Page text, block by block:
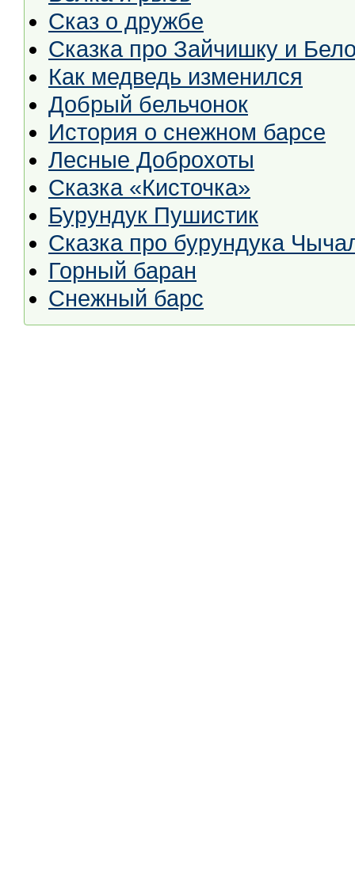
Сказ о дружбе
Сказка про Зайчишку и
Как медведь изменился
Добрый бельчонок
История о снежном барсе
Лесные Доброхоты
Сказка «Кисточка»
Бурундук Пушистик
Сказка про бурундука
Горный баран
Снежный барс